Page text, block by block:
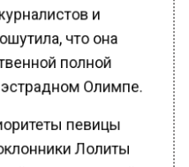
и
что она
полной
Олимпе.
певицы
Лолиты